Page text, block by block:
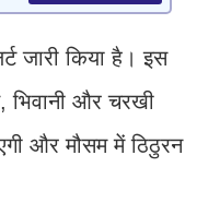
जारी किया है। इस
भिवानी और चरखी
और मौसम में ठिठुरन